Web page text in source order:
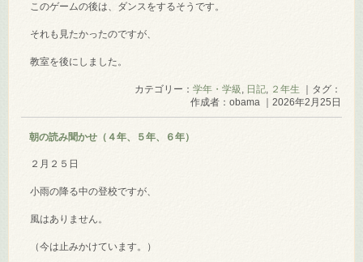
このゲームの後は、ダンスをするそうです。
それも見たかったのですが、
教室を後にしました。
カテゴリー： 学年・学級 , 日記, ２年生 ｜タグ：
作成者：obama ｜2026年2月25日
朝の読み聞かせ（４年、５年、６年）
２月２５日
小雨の降る中の登校ですが、
風はありません。
（今は止みかけています。）